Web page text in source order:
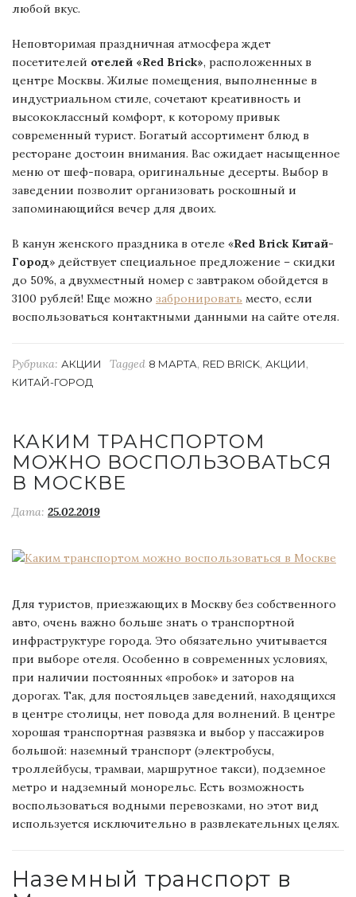
любой вкус.
Неповторимая праздничная атмосфера ждет
посетителей отелей «Red Brick», расположенных в
центре Москвы. Жилые помещения, выполненные в
индустриальном стиле, сочетают креативность и
высококлассный комфорт, к которому привык
современный турист. Богатый ассортимент блюд в
ресторане достоин внимания. Вас ожидает насыщенное
меню от шеф-повара, оригинальные десерты. Выбор в
заведении позволит организовать роскошный и
запоминающийся вечер для двоих.
В канун женского праздника в отеле «Red Brick Китай-
Город» действует специальное предложение – скидки
до 50%, а двухместный номер с завтраком обойдется в
3100 рублей! Еще можно забронировать место, если
воспользоваться контактными данными на сайте отеля.
Рубрика: АКЦИИ Tagged 8 МАРТА, RED BRICK, АКЦИИ,
КИТАЙ-ГОРОД
КАКИМ ТРАНСПОРТОМ
МОЖНО ВОСПОЛЬЗОВАТЬСЯ
В МОСКВЕ
Дата: 25.02.2019
Для туристов, приезжающих в Москву без собственного
авто, очень важно больше знать о транспортной
инфраструктуре города. Это обязательно учитывается
при выборе отеля. Особенно в современных условиях,
при наличии постоянных «пробок» и заторов на
дорогах. Так, для постояльцев заведений, находящихся
в центре столицы, нет повода для волнений. В центре
хорошая транспортная развязка и выбор у пассажиров
большой: наземный транспорт (электробусы,
троллейбусы, трамваи, маршрутное такси), подземное
метро и надземный монорельс. Есть возможность
воспользоваться водными перевозками, но этот вид
используется исключительно в развлекательных целях.
Наземный транспорт в